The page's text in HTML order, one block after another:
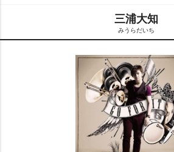
三浦大知
みうらだいち